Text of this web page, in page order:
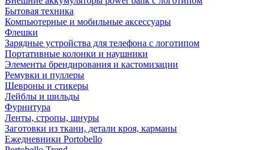
Бытовая техника
Компьютерные и мобильные аксессуары
Флешки
Зарядные устройства для телефона с логотипом
Портативные колонки и наушники
Элементы брендирования и кастомизации
Ремувки и пуллеры
Шевроны и стикеры
Лейблы и шильды
Фурнитура
Ленты, стропы, шнуры
Заготовки из ткани, детали кроя, карманы
Ежедневники Portobello